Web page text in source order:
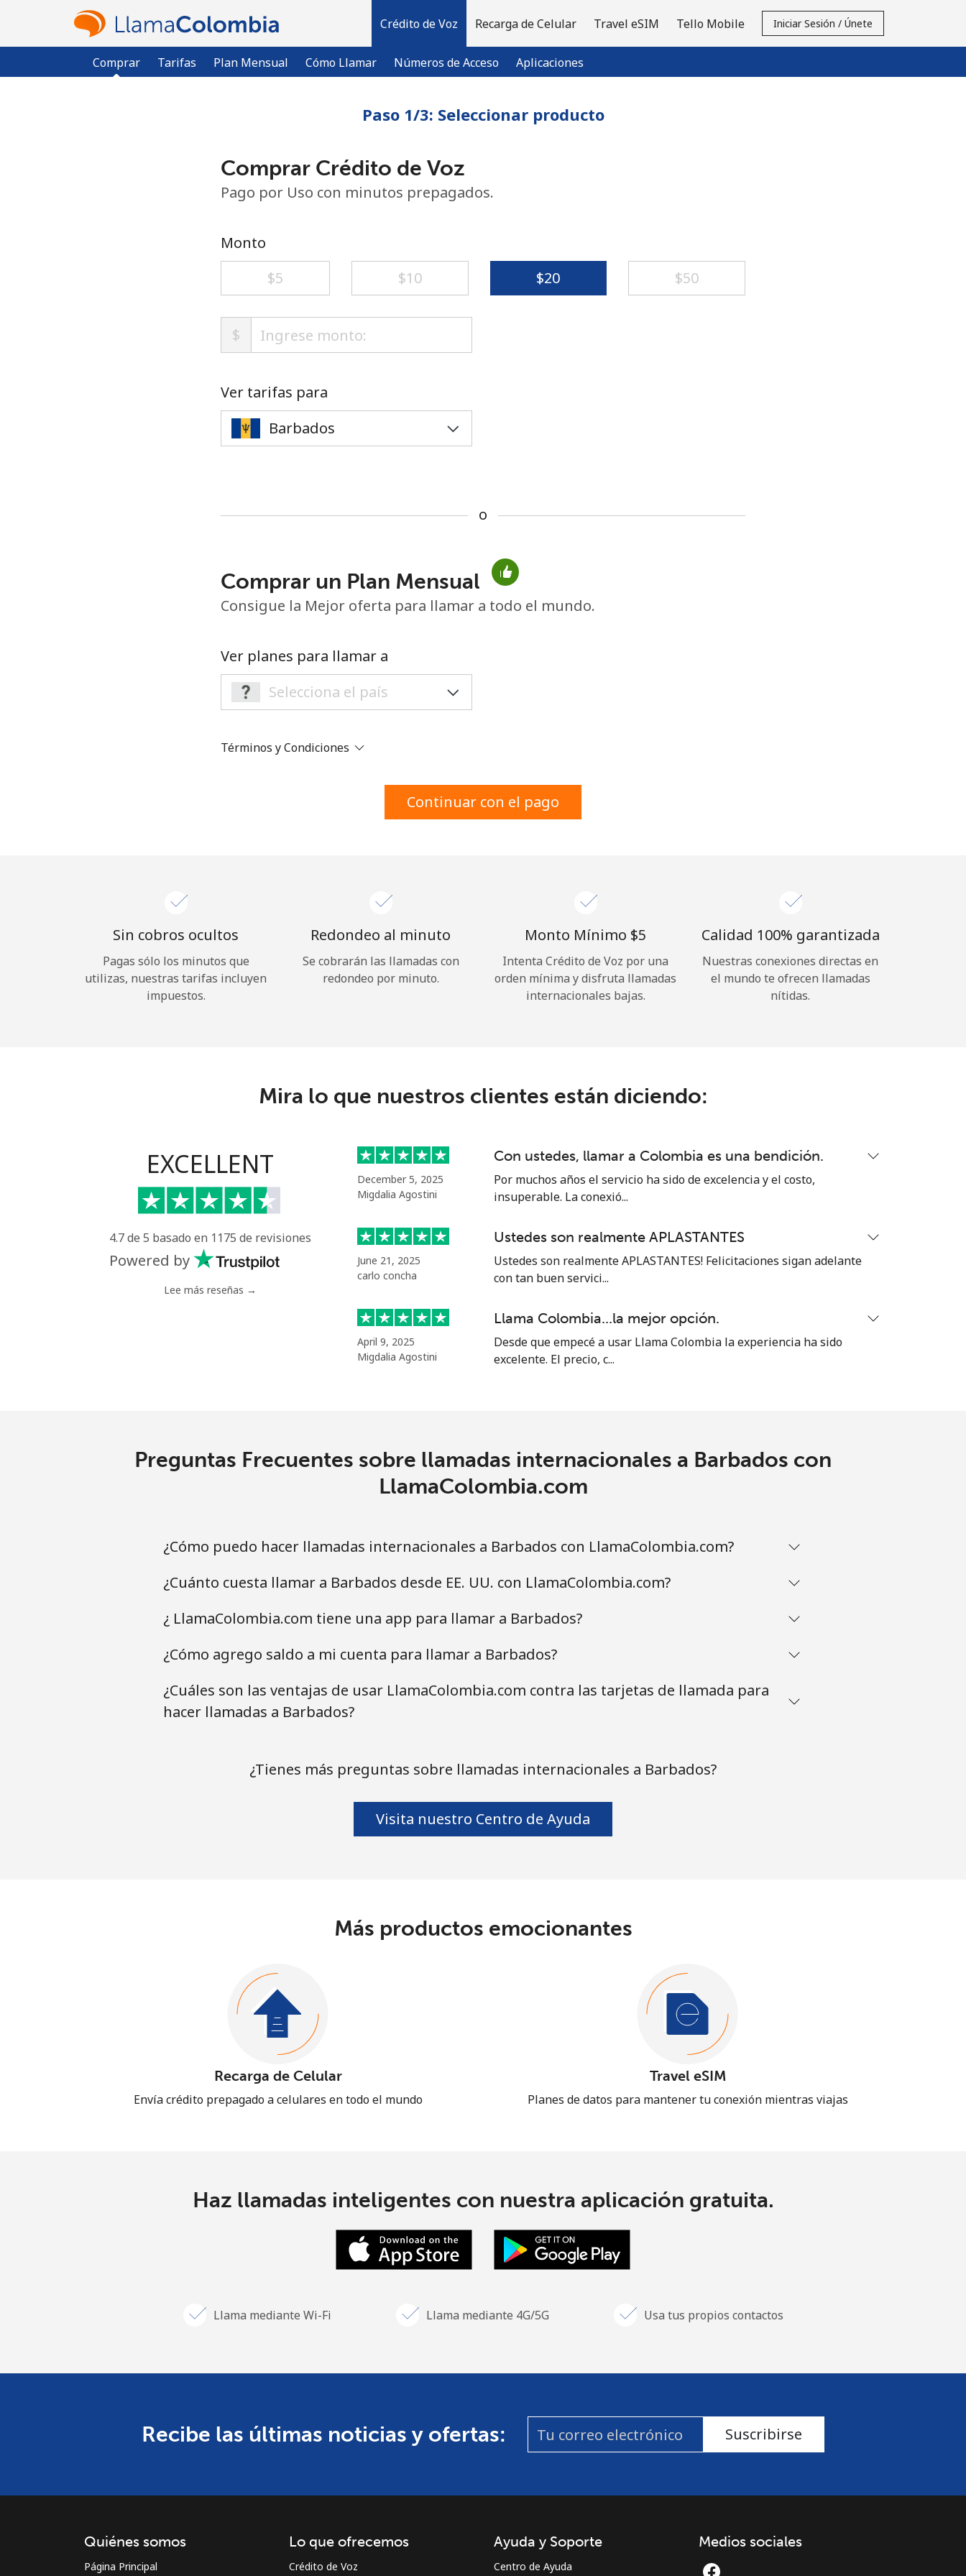
Crédito de Voz
Comprar Tarifas Plan Mensual Cómo Llamar Números de Acceso Aplicaciones
Recarga de Celular Travel eSIM Tello Mobile Iniciar Sesión / Únete
No se ha creado una contraseña
Mínimo 8 caracteres
Un caracter especial
Mantente en contacto para recibir nuestras mejores
¿Olvidaste tu contraseña? →
Iniciar Sesión
Continuar con
Paso 1/3: Seleccionar producto
Comprar Crédito de Voz
Pago por Uso con minutos prepagados.
Monto
⁦$5⁩
⁦$10⁩ ⁦$20⁩ ⁦$50⁩
$
Ver tarifas para
o
Comprar un Plan Mensual
Consigue la Mejor oferta para llamar a todo el mundo.
Ver planes para llamar a
Términos y Condiciones
Continuar con el pago
Sin cobros ocultos
Pagas sólo los minutos que
utilizas, nuestras tarifas incluyen
impuestos.
Redondeo al minuto
Se cobrarán las llamadas con
redondeo por minuto.
Monto Mínimo ⁦$5⁩
Intenta Crédito de Voz por una
orden mínima y disfruta llamadas
internacionales bajas.
Calidad 100% garantizada
Nuestras conexiones directas en
el mundo te ofrecen llamadas
nítidas.
Mira lo que nuestros clientes están diciendo:
EXCELLENT
4.7 de 5 basado en 1175 de revisiones
Powered by
Lee más reseñas →
December 5, 2025
Migdalia Agostini
Con ustedes, llamar a Colombia es una bendición.
Por muchos años el servicio ha sido de excelencia y el costo,
insuperable. La conexió...
June 21, 2025
carlo concha
Ustedes son realmente APLASTANTES
Ustedes son realmente APLASTANTES! Felicitaciones sigan adelante
con tan buen servici...
April 9, 2025
Migdalia Agostini
Llama Colombia...la mejor opción.
Desde que empecé a usar Llama Colombia la experiencia ha sido
excelente. El precio, c...
Preguntas Frecuentes sobre llamadas internacionales a Barbados con
LlamaColombia.com
¿Cómo puedo hacer llamadas internacionales a Barbados con LlamaColombia.com?
¿Cuánto cuesta llamar a Barbados desde EE. UU. con LlamaColombia.com?
¿ LlamaColombia.com tiene una app para llamar a Barbados?
¿Cómo agrego saldo a mi cuenta para llamar a Barbados?
¿Cuáles son las ventajas de usar LlamaColombia.com contra las tarjetas de llamada para
hacer llamadas a Barbados?
¿Tienes más preguntas sobre llamadas internacionales a Barbados?
Visita nuestro Centro de Ayuda
Más productos emocionantes
Recarga de Celular
Envía crédito prepagado a celulares en todo el mundo
Travel eSIM
Planes de datos para mantener tu conexión mientras viajas
Haz llamadas inteligentes con nuestra aplicación gratuita.
Llama mediante Wi-Fi Llama mediante 4G/5G Usa tus propios contactos
Recibe las últimas noticias y ofertas: Suscribirse
Quiénes somos
Página Principal
Lo que ofrecemos
Crédito de Voz
Ayuda y Soporte
Centro de Ayuda
Medios sociales